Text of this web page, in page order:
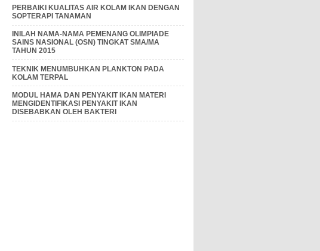
PERBAIKI KUALITAS AIR KOLAM IKAN DENGAN
SOPTERAPI TANAMAN
INILAH NAMA-NAMA PEMENANG OLIMPIADE
SAINS NASIONAL (OSN) TINGKAT SMA/MA
TAHUN 2015
TEKNIK MENUMBUHKAN PLANKTON PADA
KOLAM TERPAL
MODUL HAMA DAN PENYAKIT IKAN MATERI
MENGIDENTIFIKASI PENYAKIT IKAN
DISEBABKAN OLEH BAKTERI